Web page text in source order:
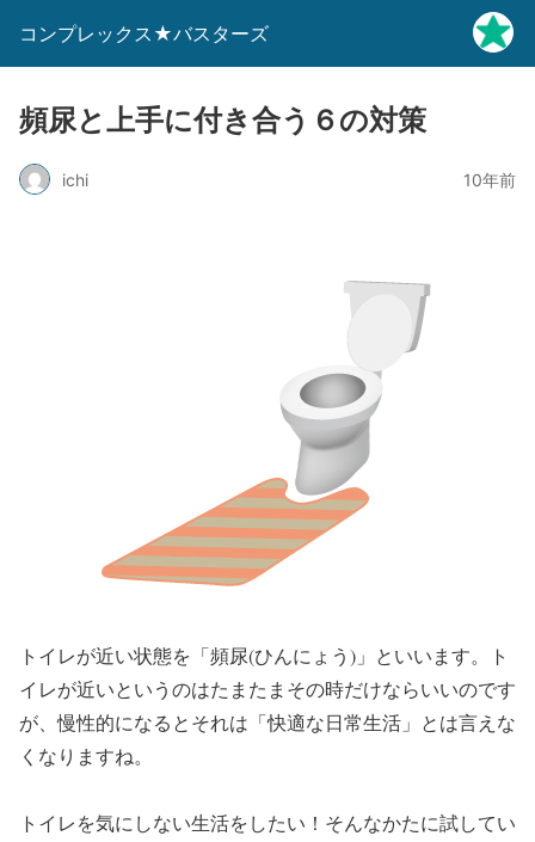
コンプレックス★バスターズ
頻尿と上手に付き合う６の対策
ichi 10年前
トイレが近い状態を「頻尿(ひんにょう)」といいます。ト
イレが近いというのはたまたまその時だけならいいのです
が、慢性的になるとそれは「快適な日常生活」とは言えな
くなりますね。
トイレを気にしない生活をしたい！そんなかたに試してい